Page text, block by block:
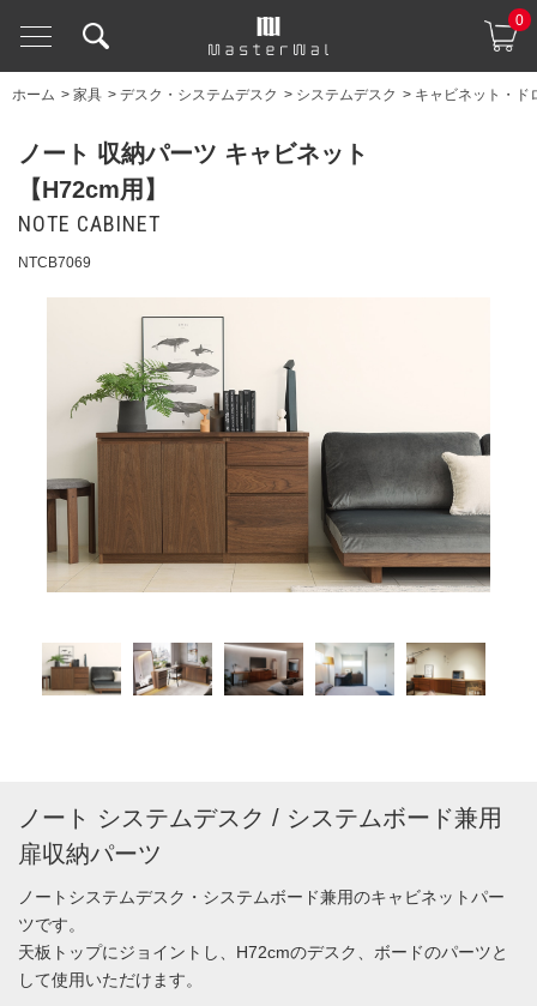
0
ホーム > 家具 > デスク・システムデスク > システムデスク > キャビネット・ド
ノート 収納パーツ キャビネット
【H72cm用】
NOTE CABINET
NTCB7069
ノート システムデスク / システムボード兼用
扉収納パーツ
ノートシステムデスク・システムボード兼用のキャビネットパー
ツです。
天板トップにジョイントし、H72cmのデスク、ボードのパーツと
して使用いただけます。